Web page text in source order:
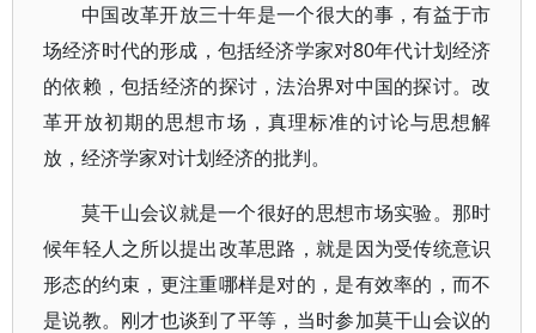
中国改革开放三十年是一个很大的事，有益于市
场经济时代的形成，包括经济学家对80年代计划经济
的依赖，包括经济的探讨，法治界对中国的探讨。改
革开放初期的思想市场，真理标准的讨论与思想解
放，经济学家对计划经济的批判。
莫干山会议就是一个很好的思想市场实验。那时
候年轻人之所以提出改革思路，就是因为受传统意识
形态的约束，更注重哪样是对的，是有效率的，而不
是说教。刚才也谈到了平等，当时参加莫干山会议的